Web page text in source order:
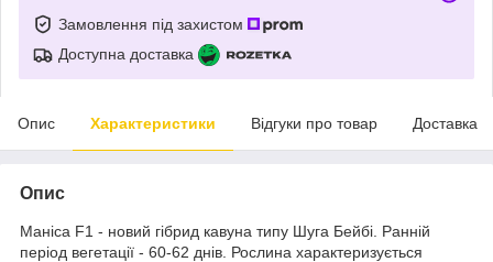
Замовлення під захистом
Доступна доставка
Опис Характеристики Відгуки про товар Доставка
Опис
Маніса F1 - новий гібрид кавуна типу Шуга Бейбі. Ранній
період вегетації - 60-62 днів. Рослина характеризується